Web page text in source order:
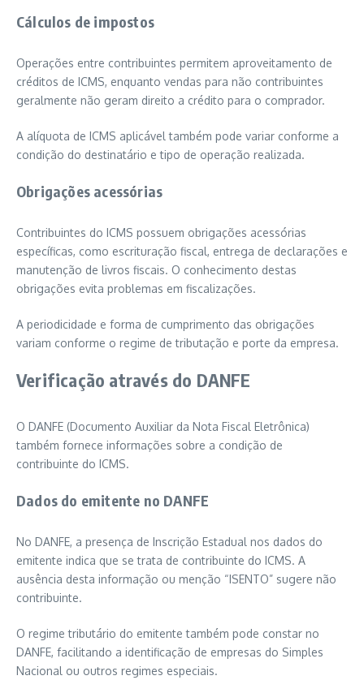
Cálculos de impostos
Operações entre contribuintes permitem aproveitamento de
créditos de ICMS, enquanto vendas para não contribuintes
geralmente não geram direito a crédito para o comprador.
A alíquota de ICMS aplicável também pode variar conforme a
condição do destinatário e tipo de operação realizada.
Obrigações acessórias
Contribuintes do ICMS possuem obrigações acessórias
específicas, como escrituração fiscal, entrega de declarações e
manutenção de livros fiscais. O conhecimento destas
obrigações evita problemas em fiscalizações.
A periodicidade e forma de cumprimento das obrigações
variam conforme o regime de tributação e porte da empresa.
Verificação através do DANFE
O DANFE (Documento Auxiliar da Nota Fiscal Eletrônica)
também fornece informações sobre a condição de
contribuinte do ICMS.
Dados do emitente no DANFE
No DANFE, a presença de Inscrição Estadual nos dados do
emitente indica que se trata de contribuinte do ICMS. A
ausência desta informação ou menção “ISENTO” sugere não
contribuinte.
O regime tributário do emitente também pode constar no
DANFE, facilitando a identificação de empresas do Simples
Nacional ou outros regimes especiais.